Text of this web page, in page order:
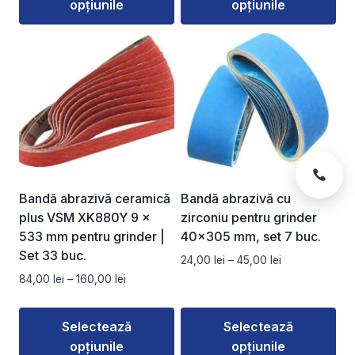
136,00 lei
opțiunile
multe
variații.
Opțiunile
pot
fi
alese
în
pagina
opțiunile
multe
variații.
Opțiunile
fi
alese
în
produsului.
Bandă abrazivă ceramică
plus VSM XK880Y 9 ×
533 mm pentru grinder |
Set 33 buc.
84,00 lei – 160,00 lei
prețuri:
84,00 lei
Selectează
opțiunile
Bandă abrazivă cu
zirconiu pentru grinder
40×305 mm, set 7 buc.
24,00 lei – 45,00 lei
24,00 lei
până
la
Selectează
opțiunile